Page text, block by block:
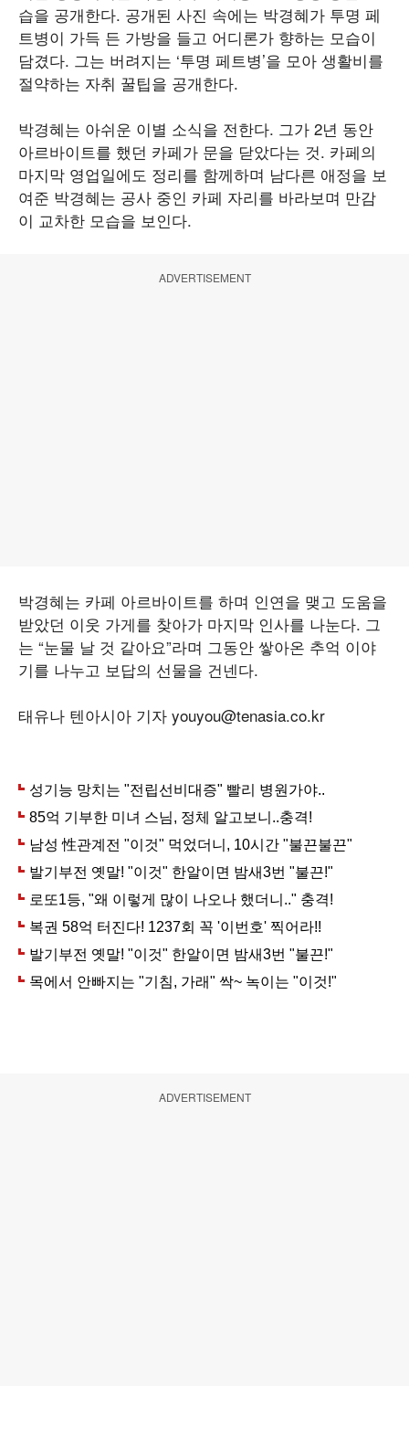
습을 공개한다. 공개된 사진 속에는 박경혜가 투명 페
트병이 가득 든 가방을 들고 어디론가 향하는 모습이
담겼다. 그는 버려지는 ‘투명 페트병’을 모아 생활비를
절약하는 자취 꿀팁을 공개한다.
박경혜는 아쉬운 이별 소식을 전한다. 그가 2년 동안
아르바이트를 했던 카페가 문을 닫았다는 것. 카페의
마지막 영업일에도 정리를 함께하며 남다른 애정을 보
여준 박경혜는 공사 중인 카페 자리를 바라보며 만감
이 교차한 모습을 보인다.
ADVERTISEMENT
박경혜는 카페 아르바이트를 하며 인연을 맺고 도움을
받았던 이웃 가게를 찾아가 마지막 인사를 나눈다. 그
는 “눈물 날 것 같아요”라며 그동안 쌓아온 추억 이야
기를 나누고 보답의 선물을 건넨다.
태유나 텐아시아 기자 youyou@tenasia.co.kr
ADVERTISEMENT